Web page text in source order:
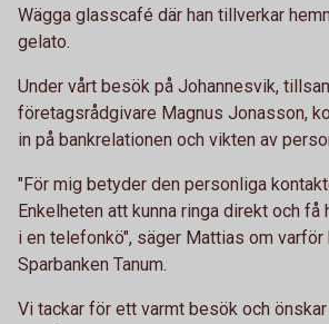
Wägga glasscafé där han tillverkar
gelato.
Under vårt besök på Johannesvik,
företagsrådgivare Magnus Jonasson,
in på bankrelationen och vikten av
"För mig betyder den personliga
Enkelheten att kunna ringa direkt och få
i en telefonkö", säger Mattias om varför
Sparbanken Tanum.
Vi tackar för ett varmt besök och